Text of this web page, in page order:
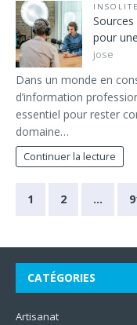
INSOLITE
pour
jose
Dans un monde en
d’information
essentiel pour rester
domaine…
Continuer la lecture
1 2 …
CATÉGORIES
Artisanat